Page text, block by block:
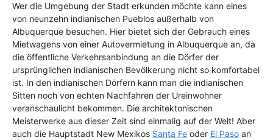
Wer die Umgebung der Stadt erkunden möchte kann eines
von neunzehn indianischen Pueblos außerhalb von
Albuquerque besuchen. Hier bietet sich der Gebrauch eines
Mietwagens von einer Autovermietung in Albuquerque an, da
die öffentliche Verkehrsanbindung an die Dörfer der
ursprünglichen indianischen Bevölkerung nicht so komfortabel
ist. In den indianischen Dörfern kann man die indianischen
Sitten noch von echten Nachfahren der Ureinwohner
veranschaulicht bekommen. Die architektonischen
Meisterwerke aus dieser Zeit sind einmalig auf der Welt! Aber
auch die Hauptstadt New Mexikos Santa Fe oder El Paso an